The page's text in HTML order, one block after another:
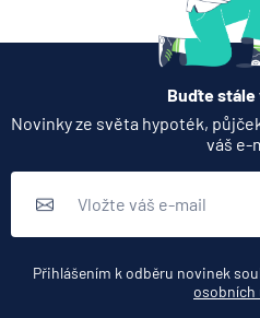
Buďte stále
Novinky ze světa hypoték,
váš e-
Přihlášením k odběru novinek
osobních